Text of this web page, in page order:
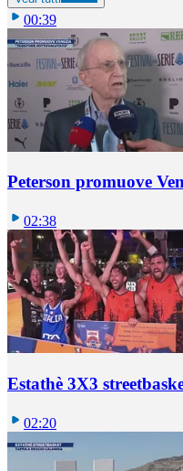
00:39
Peterson promuove
02:38
Estathè 3X3
02:20